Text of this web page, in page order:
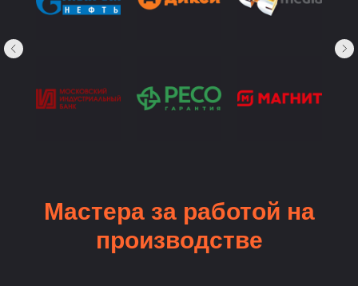
Мастера за работой на
производстве